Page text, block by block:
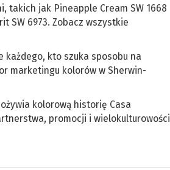
takich jak Pineapple Cream SW 1668
SW 6973. Zobacz wszystkie
każdego, kto szuka sposobu na
marketingu kolorów w Sherwin-
kolorową historię Casa
promocji i wielokulturowości